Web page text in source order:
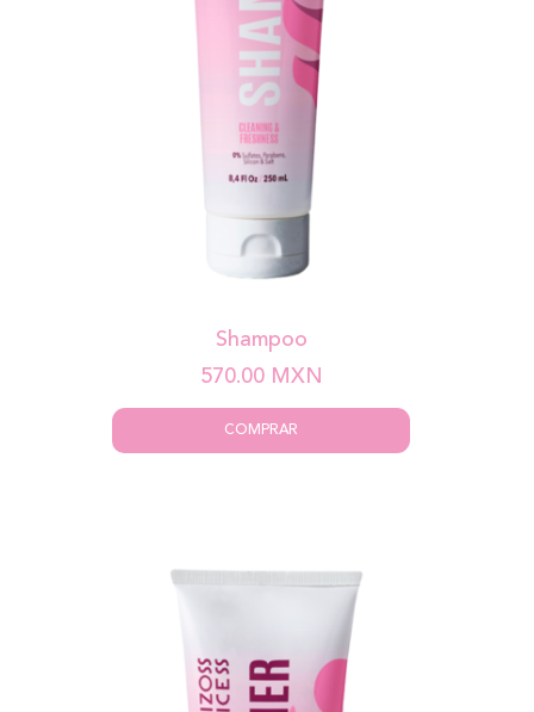
Shampoo
570.00 MXN
COMPRAR